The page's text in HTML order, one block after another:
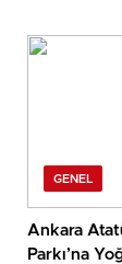
GENEL
Ankara
Parkı’na